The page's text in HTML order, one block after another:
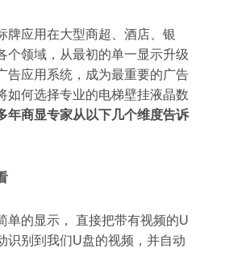
牌应用在大型商超、酒店、银
个领域，从最初的单一显示升级
告应用系统，成为最重要的广告
如何选择专业的电梯壁挂液晶数
年商显专家从以下几个维度告诉
单的显示， 直接把带有视频的U
识别到我们U盘的视频，并自动